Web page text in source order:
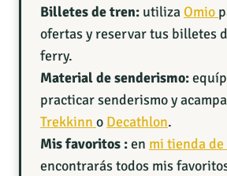
Billetes de tren: utiliza Omio
ofertas y reservar tus billetes
ferry.
Material de senderismo:
practicar senderismo y
Trekkinn o Decathlon.
Mis favoritos :en mi tienda de
encontrarás todos mis